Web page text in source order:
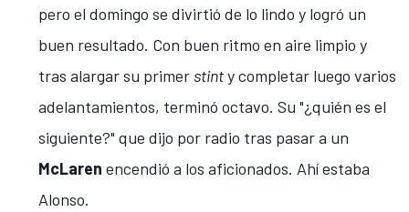
pero el domingo se divirtió de lo lindo y logró un
buen resultado. Con buen ritmo en aire limpio y
tras alargar su primer stinty completar luego varios
adelantamientos, terminó octavo. Su "¿quién es el
siguiente?" que dijo por radio tras pasar a un
McLaren encendió a los aficionados. Ahí estaba
Alonso.